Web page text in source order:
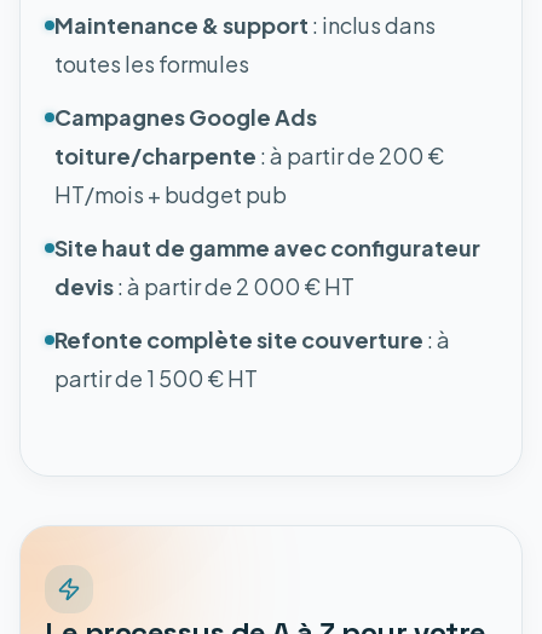
Maintenance & support : inclus dans
toutes les formules
Campagnes Google Ads
toiture/charpente : à partir de 200 €
HT/mois + budget pub
Site haut de gamme avec configurateur
devis: à partir de 2 000 € HT
Refonte complète site couverture : à
partir de 1 500 € HT